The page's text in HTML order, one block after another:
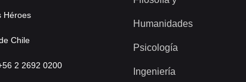
Héroes
Chile
2 2692 0200
Humanidades
Psicología
Ingeniería